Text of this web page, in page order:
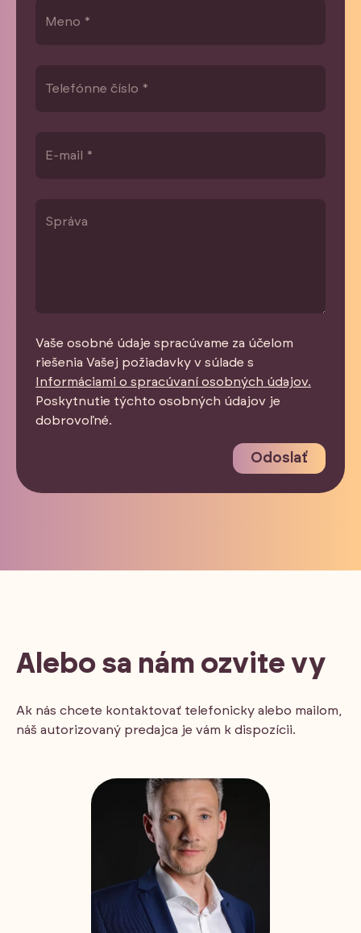
Vaše osobné údaje spracúvame za účelom
riešenia Vašej požiadavky v súlade s
Informáciami o spracúvaní osobných údajov.
Poskytnutie týchto osobných údajov je
dobrovoľné.
Odoslať
Alebo sa nám ozvite vy
Ak nás chcete kontaktovať telefonicky alebo mailom,
náš autorizovaný predajca je vám k dispozícii.